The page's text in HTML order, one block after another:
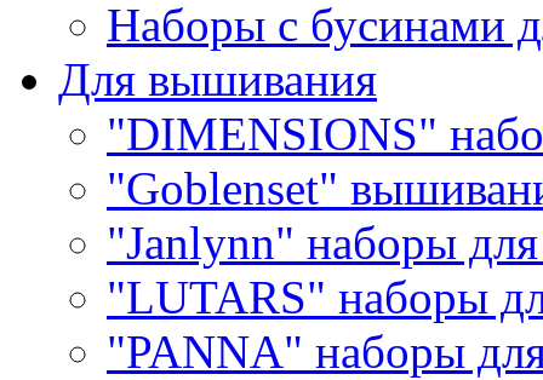
Наборы с бусинами
Для вышивания
"DIMENSIONS"
"Goblenset"
"Janlynn" наборы
"LUTARS" наборы
"PANNA" наборы